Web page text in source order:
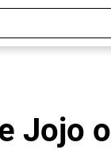
Jojo o